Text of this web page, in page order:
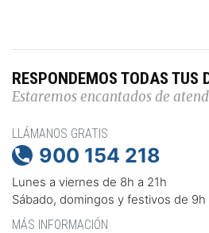
RESPONDEMOS TODAS TUS
Estaremos encantados de
LLÁMANOS GRATIS
 900 154 218
Lunes a viernes de 8h a 21h
Sábado, domingos y festivos de 9h
MÁS INFORMACIÓN